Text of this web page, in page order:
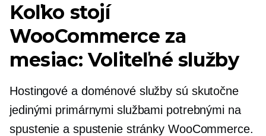
Koľko stojí
WooCommerce za
mesiac: Voliteľné služby
Hostingové a doménové služby sú skutočne
jedinými primárnymi službami potrebnými na
spustenie a spustenie stránky WooCommerce.